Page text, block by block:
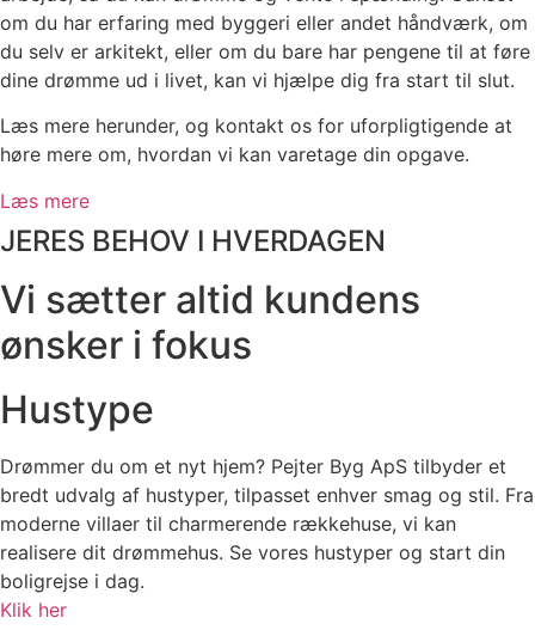
om du har erfaring med byggeri eller andet håndværk, om
du selv er arkitekt, eller om du bare har pengene til at føre
dine drømme ud i livet, kan vi hjælpe dig fra start til slut.
Læs mere herunder, og kontakt os for uforpligtigende at
høre mere om, hvordan vi kan varetage din opgave.
Læs mere
JERES BEHOV I HVERDAGEN
Vi sætter altid kundens
ønsker i fokus
Hustype
Drømmer du om et nyt hjem? Pejter Byg ApS tilbyder et
bredt udvalg af hustyper, tilpasset enhver smag og stil. Fra
moderne villaer til charmerende rækkehuse, vi kan
realisere dit drømmehus. Se vores hustyper og start din
boligrejse i dag.
Klik her